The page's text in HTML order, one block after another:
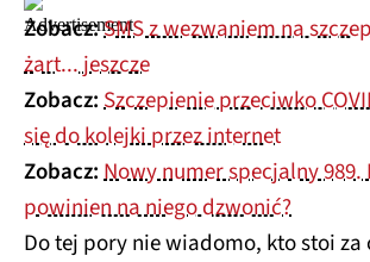
Zobacz:SMS z wezwaniem na
żart... jeszcze
Zobacz:Szczepienie przeciwko
się do kolejki przez internet
Zobacz:Nowy numer specjalny 989.
powinien na niego dzwonić?
Do tej pory nie wiadomo, kto stoi